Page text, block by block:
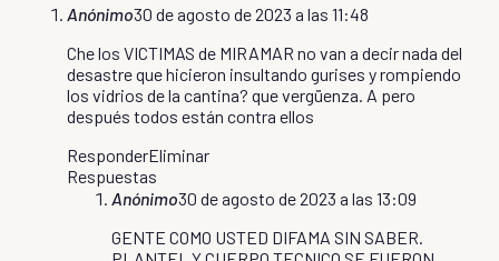
Anónimo30 de agosto de 2023 a las 11:48
Che los VICTIMAS de MIRAMAR no van a decir nada del
desastre que hicieron insultando gurises y rompiendo
los vidrios de la cantina? que vergüenza. A pero
después todos están contra ellos
ResponderEliminar
Respuestas
Anónimo30 de agosto de 2023 a las 13:09
GENTE COMO USTED DIFAMA SIN SABER.